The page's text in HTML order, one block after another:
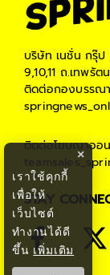
บริษัท เนชั่น กรุ๊
9,10,11 ถ.เทพรั
ติดต่อกองบรรณ
ติดต่อโฆษณาออ
STAY
×
เราใช้คุกกี้
เพื่อให้
เว็บไซต์
ทำงานได้ดี
ขึ้น เพิ่มเติม